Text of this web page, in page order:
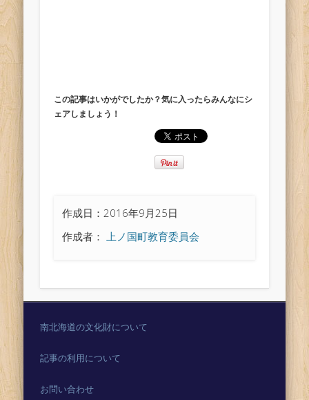
この記事はいかがでしたか？気に入ったらみんなにシ
ェアしましょう！
作成日：2016年9月25日
作成者：上ノ国町教育委員会
南北海道の文化財について
記事の利用について
お問い合わせ